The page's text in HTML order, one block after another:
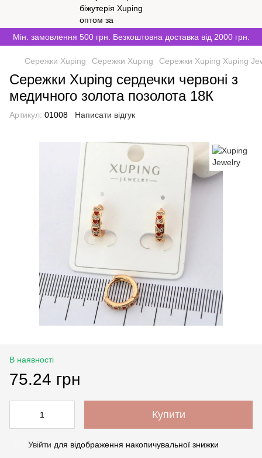
Мін. замовлення 500 грн. Безкоштовна доставка від 2000 грн.
Сережки Xuping Сережки Xuping Сережки Xuping Xuping
Сережки Xuping сердечки червоні з
медичного золота позолота 18К
Артикул: 01008 Написати відгук
В наявності
75.24 грн
Купити
Увійти для відображення накопичувальної знижки